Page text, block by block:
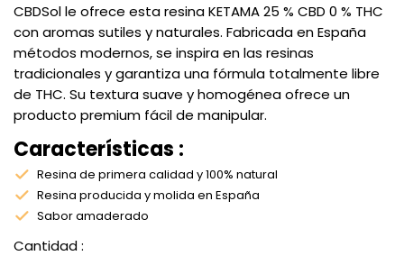
CBDSol le ofrece esta resina KETAMA 25 % CBD 0 % THC
con aromas sutiles y naturales. Fabricada en España
métodos modernos, se inspira en las resinas
tradicionales y garantiza una fórmula totalmente libre
de THC. Su textura suave y homogénea ofrece un
producto premium fácil de manipular.
Características :
Resina de primera calidad y 100% natural
Resina producida y molida en España
Sabor amaderado
Cantidad